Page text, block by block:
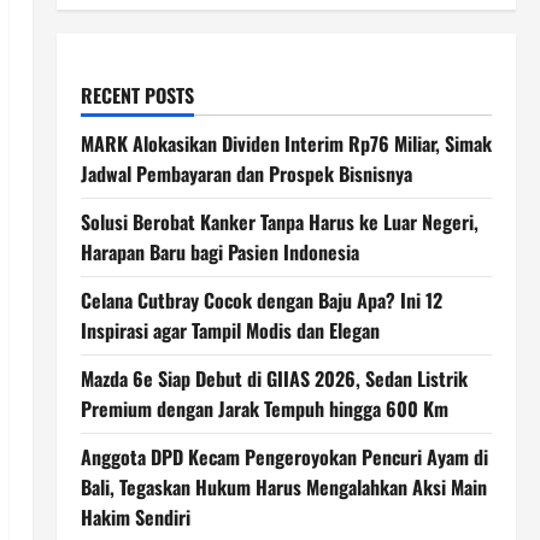
RECENT POSTS
MARK Alokasikan Dividen Interim Rp76 Miliar, Simak
Jadwal Pembayaran dan Prospek Bisnisnya
Solusi Berobat Kanker Tanpa Harus ke Luar Negeri,
Harapan Baru bagi Pasien Indonesia
Celana Cutbray Cocok dengan Baju Apa? Ini 12
Inspirasi agar Tampil Modis dan Elegan
Mazda 6e Siap Debut di GIIAS 2026, Sedan Listrik
Premium dengan Jarak Tempuh hingga 600 Km
Anggota DPD Kecam Pengeroyokan Pencuri Ayam di
Bali, Tegaskan Hukum Harus Mengalahkan Aksi Main
Hakim Sendiri